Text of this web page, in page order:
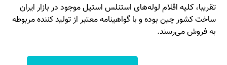
تقریبا، کلیه اقلام لوله‌های استنلس استیل موجود در بازار ایران
ساخت کشور چین بوده و با گواهینامه معتبر از تولید کننده مربوطه
به فروش می‌رسند.